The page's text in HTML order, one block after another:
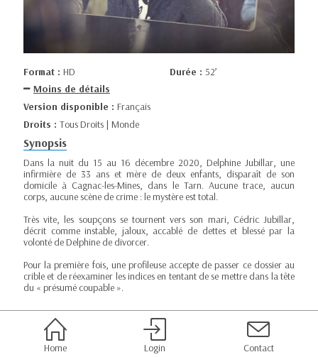
Format : HD Durée : 52’
Moins de détails
Version disponible : Français
Droits : Tous Droits | Monde
Synopsis
Dans la nuit du 15 au 16 décembre 2020, Delphine Jubillar, une
infirmière de 33 ans et mère de deux enfants, disparaît de son
domicile à Cagnac-les-Mines, dans le Tarn. Aucune trace, aucun
corps, aucune scène de crime : le mystère est total.
Très vite, les soupçons se tournent vers son mari, Cédric Jubillar,
décrit comme instable, jaloux, accablé de dettes et blessé par la
volonté de Delphine de divorcer.
Pour la première fois, une profileuse accepte de passer ce dossier au
crible et de réexaminer les indices en tentant de se mettre dans la tête
du « présumé coupable ».
Home Login Contact